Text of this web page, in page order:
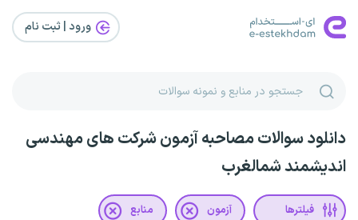
ورود | ثبت‌ نام
دانلود سوالات مصاحبه آزمون شرکت های مهندسی
اندیشمند شمالغرب
فیلترها آزمون منابع